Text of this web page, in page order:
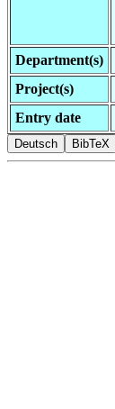
Department(s)
Project(s)
Entry date